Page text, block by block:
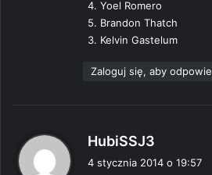
4. Yoel Romero
5. Brandon Thatch
3. Kelvin Gastelum
Zaloguj się, aby
HubiSSJ3
4 stycznia 2014 o 19:57